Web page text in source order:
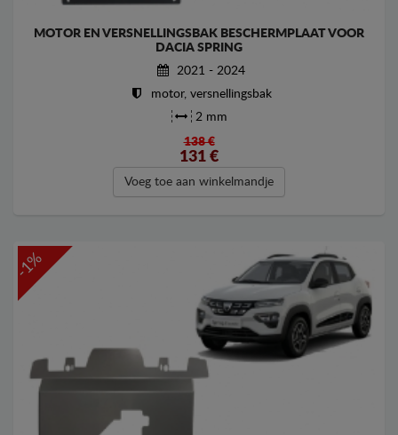
MOTOR EN VERSNELLINGSBAK BESCHERMPLAAT VOOR
DACIA SPRING
2021 - 2024
motor, versnellingsbak
2 mm
138 €
131 €
Voeg toe aan winkelmandje
-1%